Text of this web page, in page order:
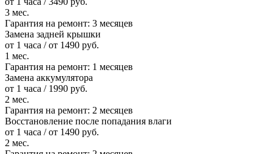
3 мес.
Гарантия на ремонт: 3 месяцев
Замена задней крышки
от 1 часа / от 1490 руб.
1 мес.
Гарантия на ремонт: 1 месяцев
Замена аккумулятора
от 1 часа / 1990 руб.
2 мес.
Гарантия на ремонт: 2 месяцев
Восстановление после попадания влаги
от 1 часа / от 1490 руб.
2 мес.